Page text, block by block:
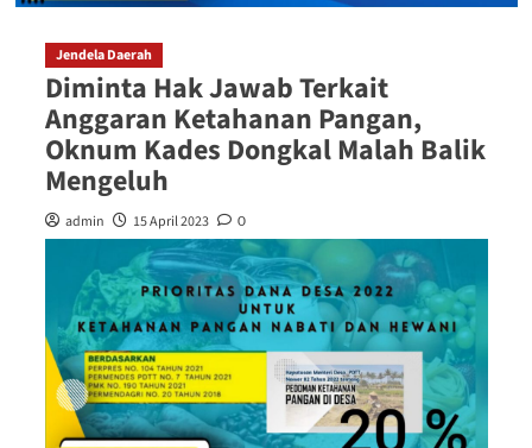
Jendela Daerah
Diminta Hak Jawab Terkait
Anggaran Ketahanan Pangan,
Oknum Kades Dongkal Malah Balik
Mengeluh
admin 15 April 2023 0